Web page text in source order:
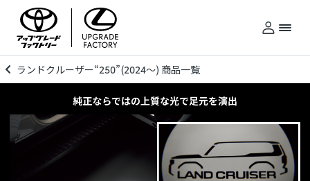
ランドクルーザー“250”(2024～) 商品一覧